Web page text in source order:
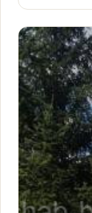
pour un